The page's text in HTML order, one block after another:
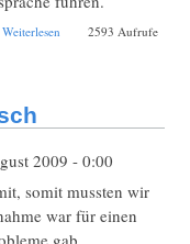
Weiterlesen über Sommer-Ferien-
2593 Aufrufe
2009 - 0:00
somit mussten wir
war für einen
gab.